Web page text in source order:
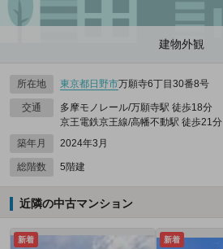
建物外観
所在地 東京都日野市万願寺6丁目30番8号
交通
多摩モノレール/万願寺駅 徒歩18分
京王電鉄京王線/高幡不動駅 徒歩21分
築年月
2024年3月
総階数 5階建
近隣の中古マンション
新着 新着